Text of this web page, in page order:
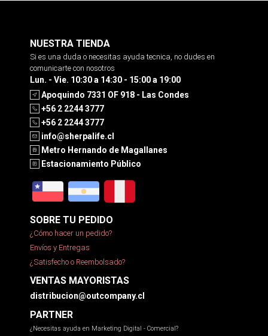
NUESTRA TIENDA
Si es una duda o necesitas ayuda tecnica, no dudes en
comunicarte con nosotros
Lun. - Vie. 10:30 a 14:30 - 15:00 a 19:00
Apoquindo 7331 OF 918 - Las Condes
+56 2 2244 3777
+56 2 2244 3777
info@sherpalife.cl
Metro Hernando de Magallanes
Estacionamiento Público
SOBRE TU PEDIDO
¿Cómo hacer un pedido?
Envíos y Entregas
¿Satisfecho o Reembolsado?
VENTAS MAYORISTAS
distribucion@outcompany.cl
PARTNER
¿Necesitas ayuda en Marketing Digital - Comercial?